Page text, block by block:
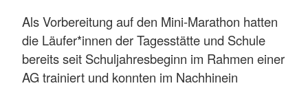
Als Vorbereitung auf den Mini-Marathon hatten
die Läufer*innen der Tagesstätte und Schule
bereits seit Schuljahresbeginn im Rahmen einer
AG trainiert und konnten im Nachhinein